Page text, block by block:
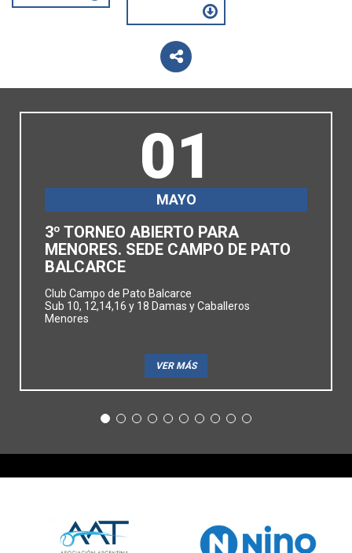
01
MAYO
3º TORNEO ABIERTO PARA
MENORES. SEDE CAMPO DE PATO
BALCARCE
Club Campo de Pato Balcarce
Sub 10, 12,14,16 y 18 Damas y Caballeros
Menores
VER MÁS